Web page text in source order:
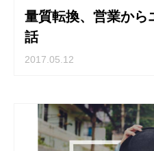
量質転換、営業から
話
2017.05.12